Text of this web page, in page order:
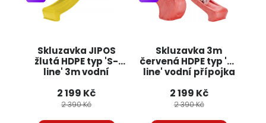
Skluzavka JIPOS
žlutá HDPE typ 'S-
line' 3m vodní
2 199 Kč
2 390 Kč
Skluzavka 3m
červená HDPE typ 'S-
line' vodní přípojka
2 199 Kč
2 390 Kč